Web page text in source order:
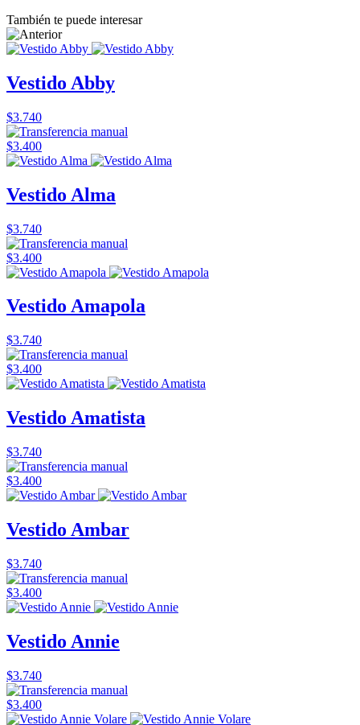
También te puede interesar
Vestido Abby
$3.740
$3.400
Vestido Alma
$3.740
$3.400
Vestido Amapola
$3.740
$3.400
Vestido Amatista
$3.740
$3.400
Vestido Ambar
$3.740
$3.400
Vestido Annie
$3.740
$3.400